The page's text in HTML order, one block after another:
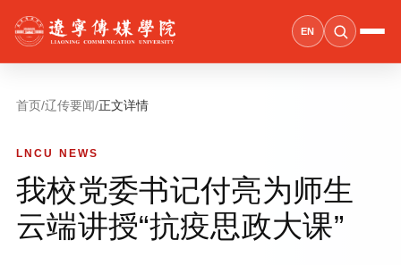
EN
首页/辽传要闻/正文详情
LNCU NEWS
我校党委书记付亮为师生
云端讲授“抗疫思政大课”